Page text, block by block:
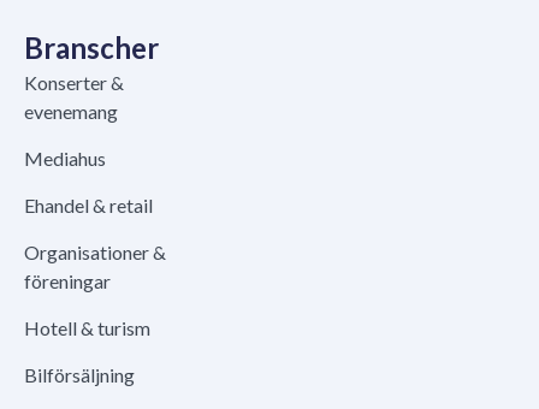
Branscher
Konserter &
evenemang
Mediahus
Ehandel & retail
Organisationer &
föreningar
Hotell & turism
Bilförsäljning